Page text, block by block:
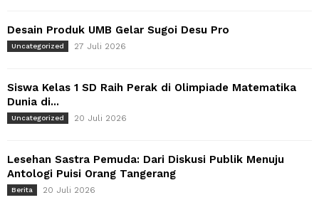
Desain Produk UMB Gelar Sugoi Desu Pro
Uncategorized 27 Juli 2026
Siswa Kelas 1 SD Raih Perak di Olimpiade Matematika
Dunia di...
Uncategorized 20 Juli 2026
Lesehan Sastra Pemuda: Dari Diskusi Publik Menuju
Antologi Puisi Orang Tangerang
Berita 20 Juli 2026